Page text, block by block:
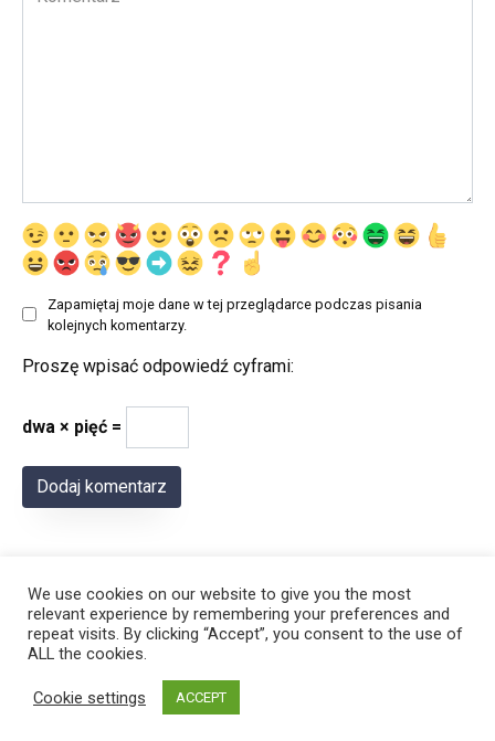
Zapamiętaj moje dane w tej przeglądarce podczas pisania
kolejnych komentarzy.
Proszę wpisać odpowiedź cyframi:
dwa × pięć =
We use cookies on our website to give you the most
relevant experience by remembering your preferences and
repeat visits. By clicking “Accept”, you consent to the use of
ALL the cookies.
Cookie settings ACCEPT